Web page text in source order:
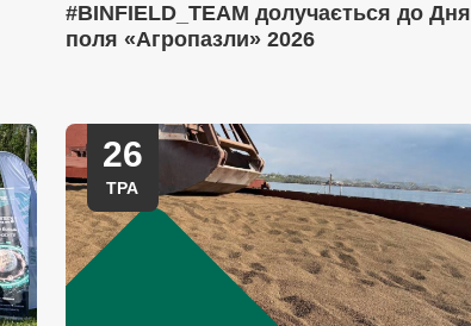
#BINFIELD_TEAM долучається до Дня
поля «Агропазли» 2026
26
ТРА